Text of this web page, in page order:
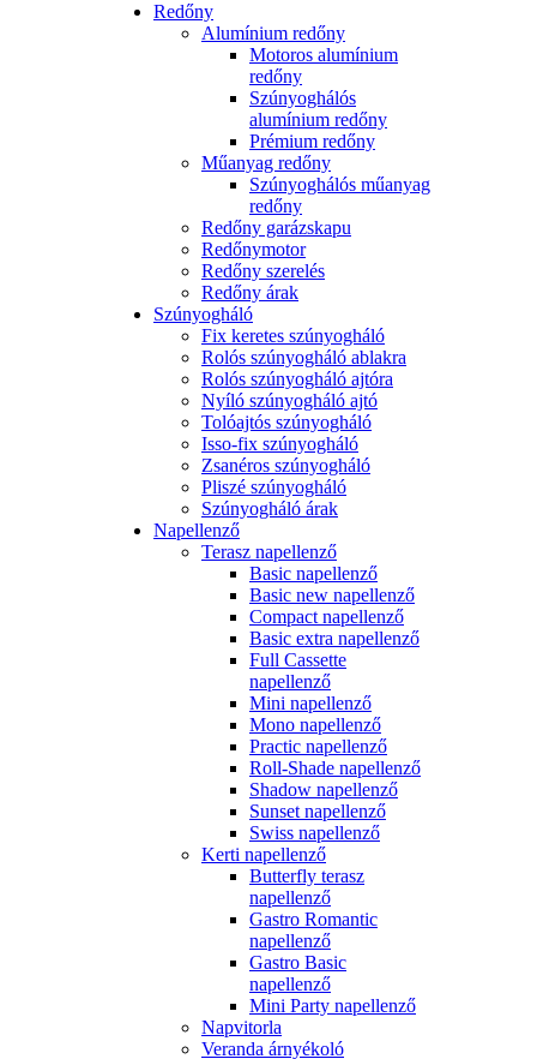
Redőny
Alumínium redőny
Motoros alumínium
redőny
Szúnyoghálós
alumínium redőny
Prémium redőny
Műanyag redőny
Szúnyoghálós műanyag
redőny
Redőny garázskapu
Redőnymotor
Redőny szerelés
Redőny árak
Szúnyogháló
Fix keretes szúnyogháló
Rolós szúnyogháló ablakra
Rolós szúnyogháló ajtóra
Nyíló szúnyogháló ajtó
Tolóajtós szúnyogháló
Isso-fix szúnyogháló
Zsanéros szúnyogháló
Pliszé szúnyogháló
Szúnyogháló árak
Napellenző
Terasz napellenző
Basic napellenző
Basic new napellenző
Compact napellenző
Basic extra napellenző
Full Cassette
napellenző
Mini napellenző
Mono napellenző
Practic napellenző
Roll-Shade napellenző
Shadow napellenző
Sunset napellenző
Swiss napellenző
Kerti napellenző
Butterfly terasz
napellenző
Gastro Romantic
napellenző
Gastro Basic
napellenző
Mini Party napellenző
Napvitorla
Veranda árnyékoló